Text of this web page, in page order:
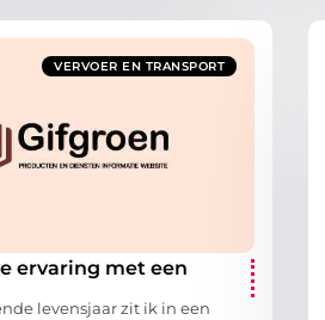
VERVOER EN TRANSPORT
ervaring met een
levensjaar zit ik in een